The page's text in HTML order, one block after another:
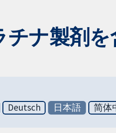
ナ製剤
Deutsch 日本語 简体